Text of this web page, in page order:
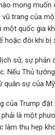
mong
trang của
quốc gia
hoặc đôi khi
sử, sự phản
Nếu Thủ
sự của
của Trump
phải là một
làm thu hẹp